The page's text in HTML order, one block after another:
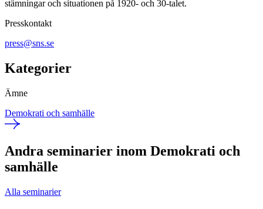
stämningar och situationen på 1920- och 30-talet.
Presskontakt
press@sns.se
Kategorier
Ämne
Demokrati och samhälle
Andra seminarier inom Demokrati och
samhälle
Alla seminarier